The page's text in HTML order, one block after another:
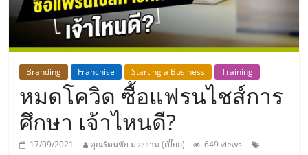
รวม
ธุรกิจ
เอ
ส
Branding Franchise Starting a Business Training
หมดโควิด ซื้อแฟรนไชส์การ
ศึกษา เจ้าไหนดี?
17/09/2021 คุณรัตนชัย ม่วงงาม (เปี๊ยก)
649 views